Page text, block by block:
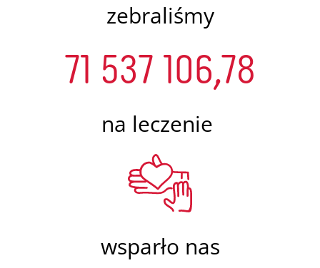
zebraliśmy
71 537 106,78
na leczenie
wsparło nas